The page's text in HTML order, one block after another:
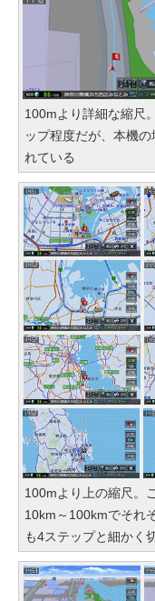
100mより詳細な縮尺
ップ程度だが、本機
れている
100mより上の縮尺。
10km～100kmでそれ
も4ステップと細かく